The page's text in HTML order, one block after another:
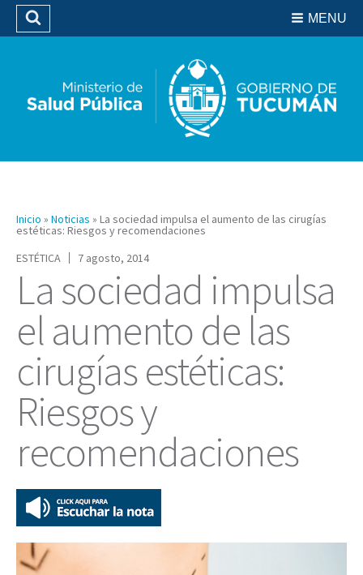
Biblioteca
MENU
Buscar
Inicio » Noticias » La sociedad impulsa el aumento de las cirugías
estéticas: Riesgos y recomendaciones
ESTÉTICA
7 agosto, 2014
La sociedad impulsa
el aumento de las
cirugías estéticas:
Riesgos y
recomendaciones